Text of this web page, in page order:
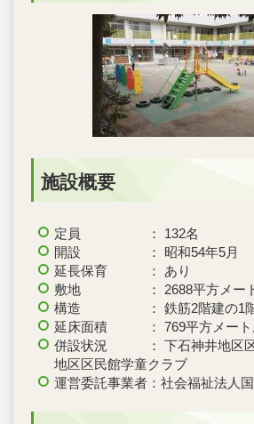
施設概要
定員 ： 132名
開設 ： 昭和54年5月
延長保育 ： あり
敷地 ： 2688平方メー
構造 ： 鉄筋2階建の1階
延床面積 ： 769平方メート
併設状況 ： 下石神井地区区
地区区民館学童クラブ
運営委託事業者：社会福祉法人